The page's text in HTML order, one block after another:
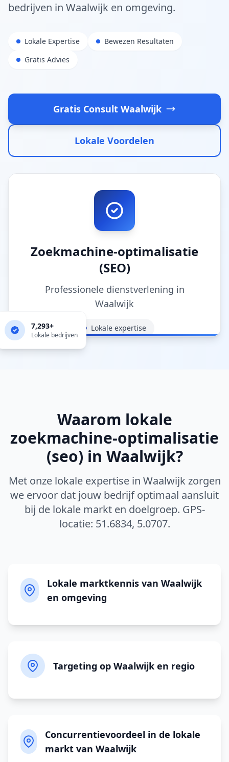
bedrijven in Waalwijk en omgeving.
Lokale Expertise
Bewezen Resultaten
Gratis Advies
Gratis Consult Waalwijk
Lokale Voordelen
Zoekmachine-optimalisatie
(SEO)
Professionele dienstverlening in
Waalwijk
Lokale expertise
7,293+
Lokale bedrijven
Waarom lokale
zoekmachine-optimalisatie
(seo) in Waalwijk?
Met onze lokale expertise in Waalwijkzorgen
we ervoor dat jouw bedrijf optimaal aansluit
bij de lokale markt en doelgroep. GPS-
locatie: 51.6834, 5.0707.
Lokale marktkennis van Waalwijk
en omgeving
Targeting op Waalwijk en regio
Concurrentievoordeel in de lokale
markt van Waalwijk